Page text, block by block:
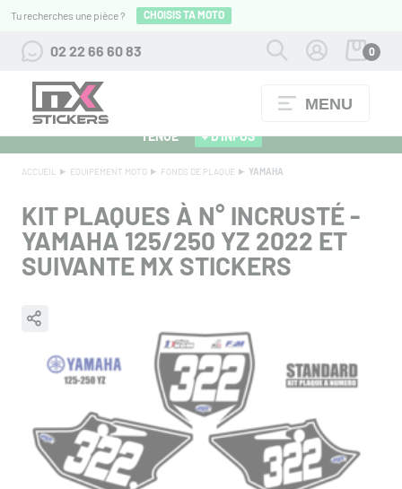
Tu recherches une pièce ? CHOISIS TA MOTO
02 22 66 60 83 0
MENU
ALPINESTARS 27 : FLOCAGE OFFERT POUR L'ACHAT D'UNE
TENUE
+ D'INFOS
ACCUEIL EQUIPEMENT MOTO FONDS DE PLAQUE YAMAHA
KIT PLAQUES À N° INCRUSTÉ -
YAMAHA 125/250 YZ 2022 ET
SUIVANTE MX STICKERS